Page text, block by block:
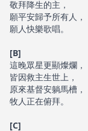
敬拜降生的主，
願平安歸予所有人，
願人快樂歌唱。
[B]
這晚眾星更顯燦爛，
皆因救主生世上，
原來基督安躺馬槽，
牧人正在俯拜。
[C]